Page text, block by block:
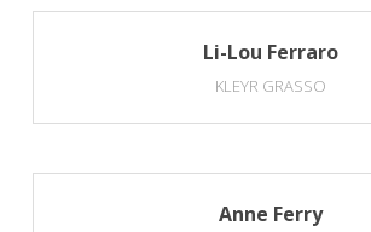
Li-Lou Ferraro
KLEYR GRASSO
Anne Ferry